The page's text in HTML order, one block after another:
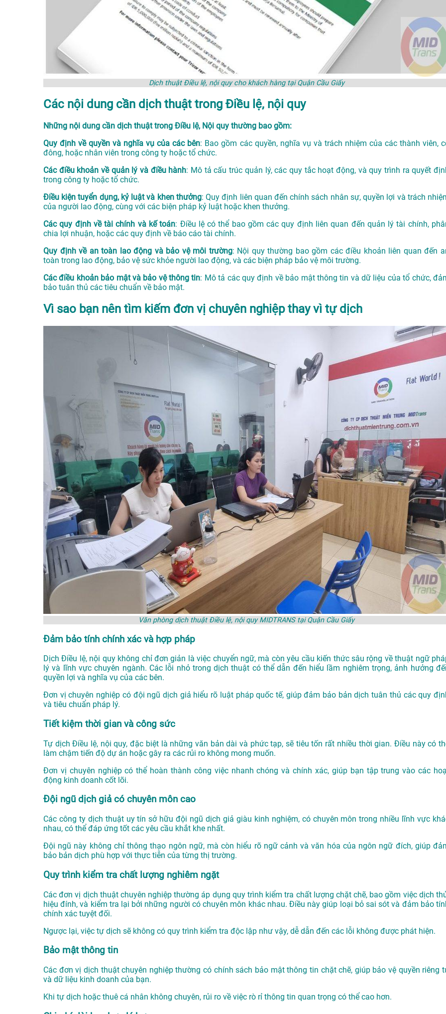
Dịch thuật Điều lệ, nội quy cho khách hàng tại Quận Cầu Giấy
Các nội dung cần dịch thuật trong Điều lệ, nội quy
Những nội dung cần dịch thuật trong Điều lệ, Nội quy thường bao gồm:
Quy định về quyền và nghĩa vụ của các bên: Bao gồm các quyền, nghĩa vụ và trách nhiệm của các thành viên,
đông, hoặc nhân viên trong công ty hoặc tổ chức.
Các điều khoản về quản lý và điều hành: Mô tả cấu trúc quản lý, các quy tắc hoạt động, và quy trình ra quyết
trong công ty hoặc tổ chức.
Điều kiện tuyển dụng, kỷ luật và khen thưởng: Quy định liên quan đến chính sách nhân sự, quyền lợi và trách
của người lao động, cùng với các biện pháp kỷ luật hoặc khen thưởng.
Các quy định về tài chính và kế toán: Điều lệ có thể bao gồm các quy định liên quan đến quản lý tài chính,
chia lợi nhuận, hoặc các quy định về báo cáo tài chính.
Quy định về an toàn lao động và bảo vệ môi trường: Nội quy thường bao gồm các điều khoản liên quan đến
toàn trong lao động, bảo vệ sức khỏe người lao động, và các biện pháp bảo vệ môi trường.
Các điều khoản bảo mật và bảo vệ thông tin: Mô tả các quy định về bảo mật thông tin và dữ liệu của tổ chức,
bảo tuân thủ các tiêu chuẩn về bảo mật.
Vì sao bạn nên tìm kiếm đơn vị chuyên nghiệp thay vì tự dịch
Văn phòng dịch thuật Điều lệ, nội quy MIDTRANS tại Quận Cầu Giấy
Đảm bảo tính chính xác và hợp pháp
Dịch Điều lệ, nội quy không chỉ đơn giản là việc chuyển ngữ, mà còn yêu cầu kiến thức sâu rộng về thuật ngữ
lý và lĩnh vực chuyên ngành. Các lỗi nhỏ trong dịch thuật có thể dẫn đến hiểu lầm nghiêm trọng, ảnh hưởng
quyền lợi và nghĩa vụ của các bên.
Đơn vị chuyên nghiệp có đội ngũ dịch giả hiểu rõ luật pháp quốc tế, giúp đảm bảo bản dịch tuân thủ các quy
và tiêu chuẩn pháp lý.
Tiết kiệm thời gian và công sức
Tự dịch Điều lệ, nội quy, đặc biệt là những văn bản dài và phức tạp, sẽ tiêu tốn rất nhiều thời gian. Điều này có
làm chậm tiến độ dự án hoặc gây ra các rủi ro không mong muốn.
Đơn vị chuyên nghiệp có thể hoàn thành công việc nhanh chóng và chính xác, giúp bạn tập trung vào các
động kinh doanh cốt lõi.
Đội ngũ dịch giả có chuyên môn cao
Các công ty dịch thuật uy tín sở hữu đội ngũ dịch giả giàu kinh nghiệm, có chuyên môn trong nhiều lĩnh vực
nhau, có thể đáp ứng tốt các yêu cầu khắt khe nhất.
Đội ngũ này không chỉ thông thạo ngôn ngữ, mà còn hiểu rõ ngữ cảnh và văn hóa của ngôn ngữ đích, giúp
bảo bản dịch phù hợp với thực tiễn của từng thị trường.
Quy trình kiểm tra chất lượng nghiêm ngặt
Các đơn vị dịch thuật chuyên nghiệp thường áp dụng quy trình kiểm tra chất lượng chặt chẽ, bao gồm việc dịch
hiệu đính, và kiểm tra lại bởi những người có chuyên môn khác nhau. Điều này giúp loại bỏ sai sót và đảm bảo
chính xác tuyệt đối.
Ngược lại, việc tự dịch sẽ không có quy trình kiểm tra độc lập như vậy, dễ dẫn đến các lỗi không được phát hiện.
Bảo mật thông tin
Các đơn vị dịch thuật chuyên nghiệp thường có chính sách bảo mật thông tin chặt chẽ, giúp bảo vệ quyền riêng
và dữ liệu kinh doanh của bạn.
Khi tự dịch hoặc thuê cá nhân không chuyên, rủi ro về việc rò rỉ thông tin quan trọng có thể cao hơn.